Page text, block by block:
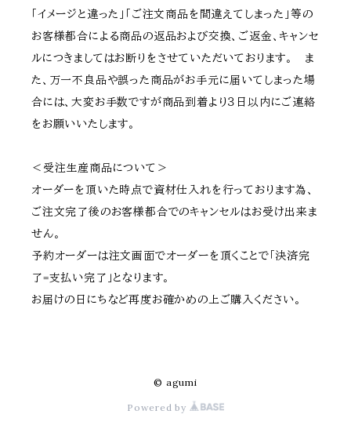
「イメージと違った」「ご注文商品を間違えてしまった」等の
お客様都合による商品の返品および交換、ご返金、キャンセ
ルにつきましてはお断りをさせていただいております。 ま
た、万一不良品や誤った商品がお手元に届いてしまった場
合には、大変お手数ですが商品到着より３日以内にご連絡
をお願いいたします。
＜受注生産商品について＞
オーダーを頂いた時点で資材仕入れを行っております為、
ご注文完了後のお客様都合でのキャンセルはお受け出来ま
せん。
予約オーダーは注文画面でオーダーを頂くことで「決済完
了=支払い完了」となります。
お届けの日にちなど再度お確かめの上ご購入ください。
© agumi
Powered by